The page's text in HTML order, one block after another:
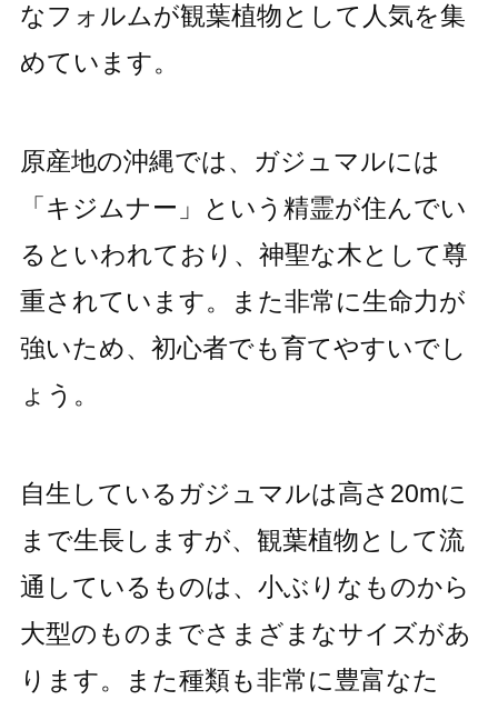
なフォルムが観葉植物として人気を集
めています。
原産地の沖縄では、ガジュマルには
「キジムナー」という精霊が住んでい
るといわれており、神聖な木として尊
重されています。また非常に生命力が
強いため、初心者でも育てやすいでし
ょう。
自生しているガジュマルは高さ20mに
まで生長しますが、観葉植物として流
通しているものは、小ぶりなものから
大型のものまでさまざまなサイズがあ
ります。また種類も非常に豊富なた